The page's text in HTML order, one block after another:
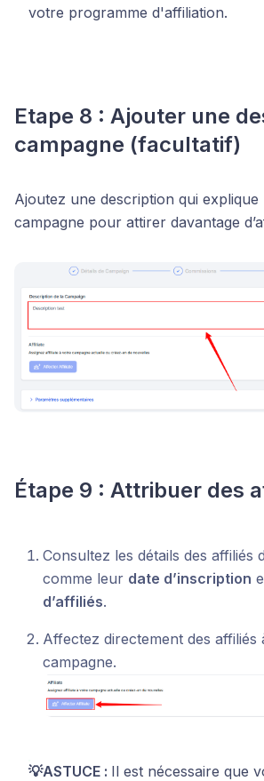
votre programme d'affiliation.
Etape 8 : Ajouter une
campagne (facultatif)
Ajoutez une description qui explique
campagne pour attirer davantage
Étape 9 : Attribuer des
Consultez les détails des affiliés
comme leur date d’inscription
d’affiliés.
Affectez directement des affiliés
campagne.
💡ASTUCE : Il est nécessaire que